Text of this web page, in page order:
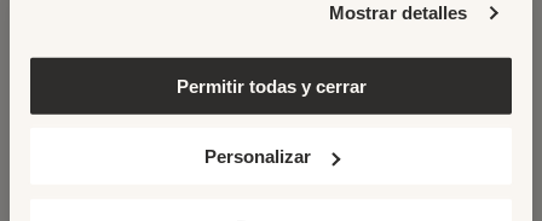
Mostrar detalles
Permitir todas y cerrar
Personalizar
HELP NEWSLETTER
Join our newsletter and keep up